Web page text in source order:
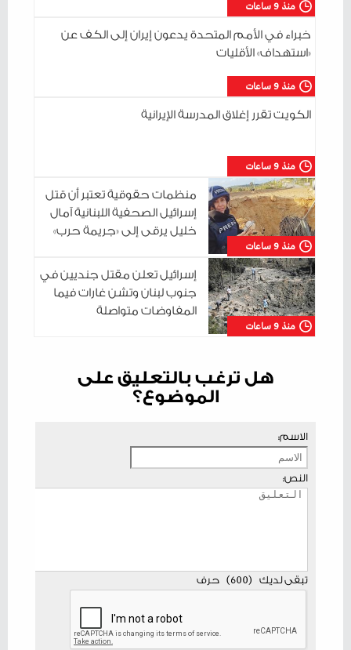
منذ 9 ساعات
منذ 9 ساعات
خبراء في الأمم المتحدة يدعون إيران إلى الكف عن
«استهداف» الأقليات
منذ 9 ساعات
الكويت تقرر إغلاق المدرسة الإيرانية
منذ 9 ساعات
منظمات حقوقية تعتبر أن قتل
إسرائيل الصحفية اللبنانية آمال
خليل يرقى إلى «جريمة حرب»
منذ 9 ساعات
إسرائيل تعلن مقتل جنديين في
جنوب لبنان وتشن غارات فيما
المفاوضات متواصلة
هل ترغب بالتعليق على
الموضوع؟
الاسم:
النص:
تبقى لديك (
600
) حرف